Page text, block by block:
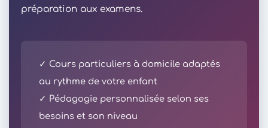
préparation aux examens.
✓ Cours particuliers à domicile adaptés
au rythme de votre enfant
✓ Pédagogie personnalisée selon ses
besoins et son niveau